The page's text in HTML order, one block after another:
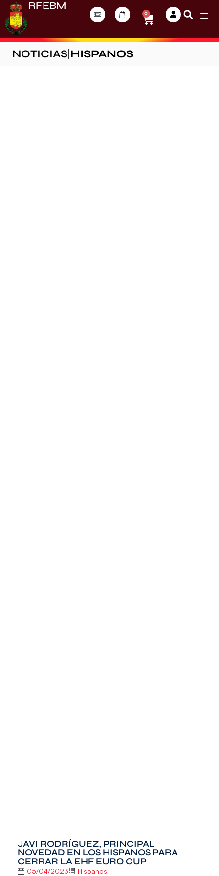
RFEBM
0
NOTICIAS HISPANOS
JAVI RODRÍGUEZ, PRINCIPAL
NOVEDAD EN LOS HISPANOS PARA
CERRAR LA EHF EURO CUP
05/04/2023 Hispanos